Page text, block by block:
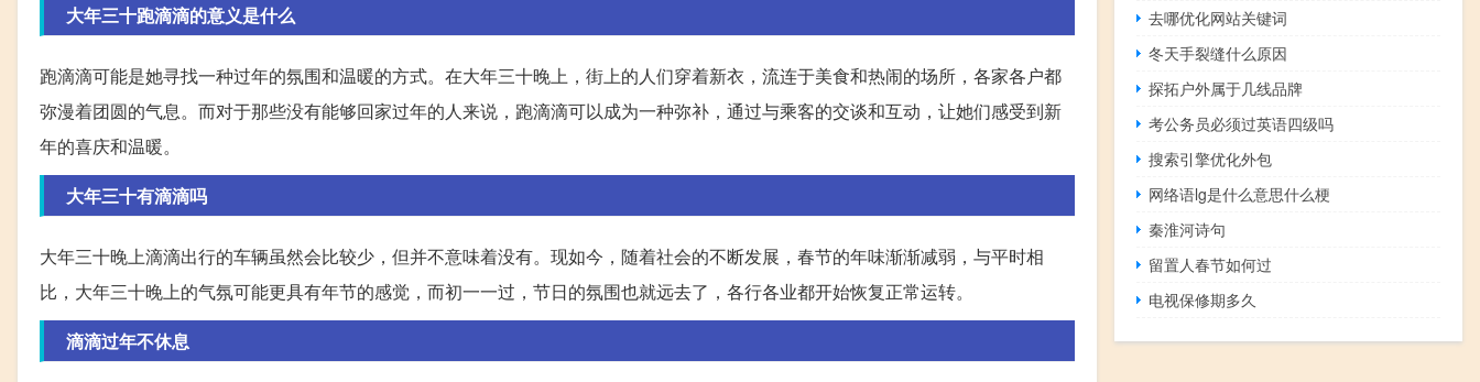
大年三十跑滴滴的意义是什么
跑滴滴可能是她寻找一种过年的氛围和温暖的方式。在大年三十晚上，街上的人们穿着新衣，流连于美食和热闹的场所，各家各户都
弥漫着团圆的气息。而对于那些没有能够回家过年的人来说，跑滴滴可以成为一种弥补，通过与乘客的交谈和互动，让她们感受到新
年的喜庆和温暖。
大年三十有滴滴吗
大年三十晚上滴滴出行的车辆虽然会比较少，但并不意味着没有。现如今，随着社会的不断发展，春节的年味渐渐减弱，与平时相
比，大年三十晚上的气氛可能更具有年节的感觉，而初一一过，节日的氛围也就远去了，各行各业都开始恢复正常运转。
滴滴过年不休息
去哪优化网站关键词
冬天手裂缝什么原因
探拓户外属于几线品牌
考公务员必须过英语四级吗
搜索引擎优化外包
网络语lg是什么意思什么梗
秦淮河诗句
留置人春节如何过
电视保修期多久